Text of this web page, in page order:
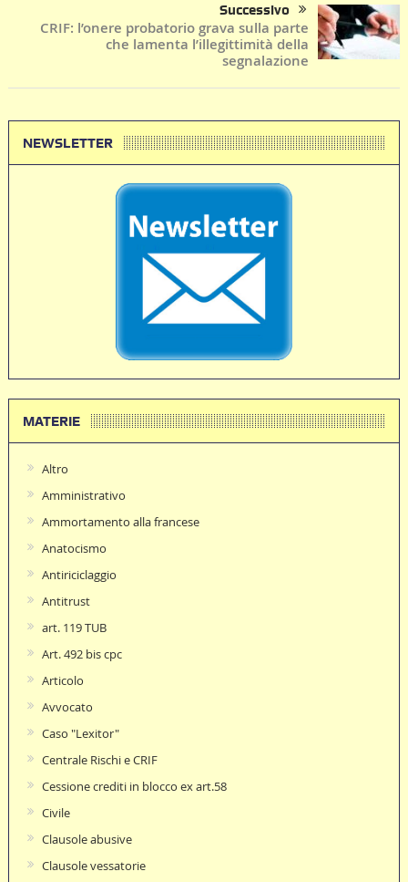
Successivo
CRIF: l’onere probatorio grava sulla parte
che lamenta l’illegittimità della
segnalazione
NEWSLETTER
MATERIE
Altro
Amministrativo
Ammortamento alla francese
Anatocismo
Antiriciclaggio
Antitrust
art. 119 TUB
Art. 492 bis cpc
Articolo
Avvocato
Caso "Lexitor"
Centrale Rischi e CRIF
Cessione crediti in blocco ex art.58
Civile
Clausole abusive
Clausole vessatorie